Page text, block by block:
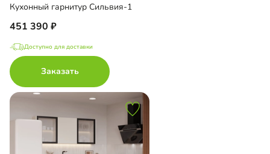
Кухонный гарнитур Сильвия-1
451 390
Доступно для доставки
Заказать